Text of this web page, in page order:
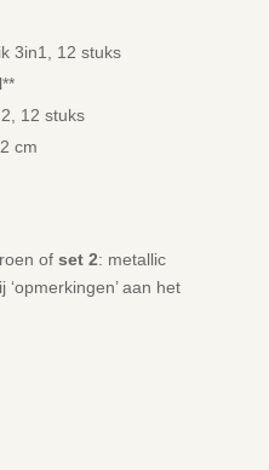
3in1, 12 stuks
12 stuks
cm
of set 2: metallic
aan het